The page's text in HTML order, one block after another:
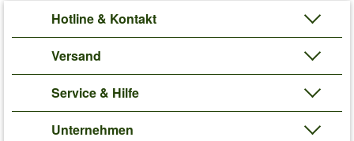
Hotline & Kontakt
Versand
Service & Hilfe
Unternehmen